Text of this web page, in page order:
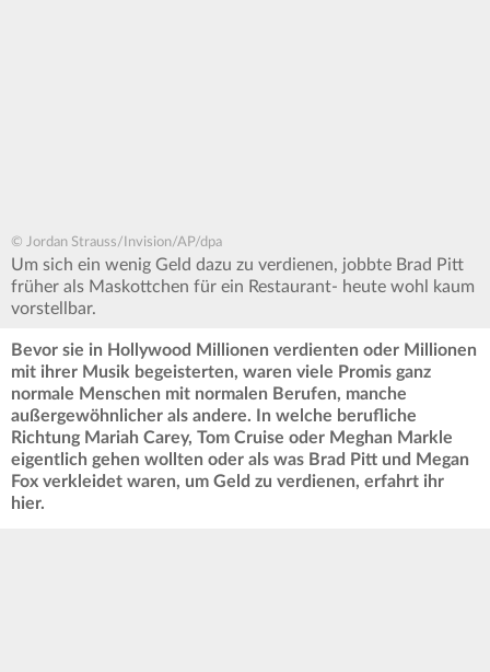
© Jordan Strauss/Invision/AP/dpa
Um sich ein wenig Geld dazu zu verdienen, jobbte Brad Pitt
früher als Maskottchen für ein Restaurant- heute wohl kaum
vorstellbar.
Bevor sie in Hollywood Millionen verdienten oder Millionen
mit ihrer Musik begeisterten, waren viele Promis ganz
normale Menschen mit normalen Berufen, manche
außergewöhnlicher als andere. In welche berufliche
Richtung Mariah Carey, Tom Cruise oder Meghan Markle
eigentlich gehen wollten oder als was Brad Pitt und Megan
Fox verkleidet waren, um Geld zu verdienen, erfahrt ihr
hier.